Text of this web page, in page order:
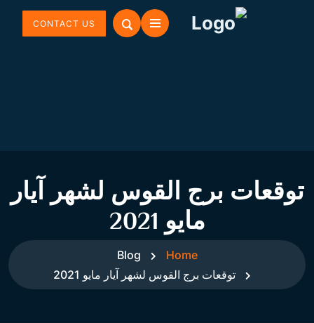
CONTACT US
توقعات برج القوس لشهر آيار
مايو 2021
Home
Blog
توقعات برج القوس لشهر آيار مايو 2021